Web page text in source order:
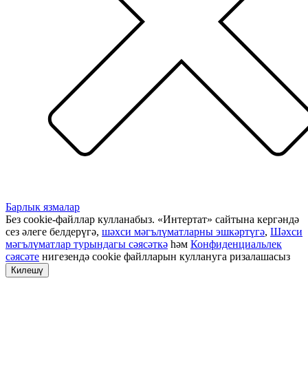
Барлык язмалар
Без cookie-файллар кулланабыз. «Интертат» сайтына кергәндә
сез әлеге белдерүгә, шәхси мәгълүматларны эшкәртүгә, Шәхси
мәгълүматлар турындагы сәясәткә һәм Конфиденциальлек
сәясәте нигезендә cookie файлларын куллануга ризалашасыз
Килешү